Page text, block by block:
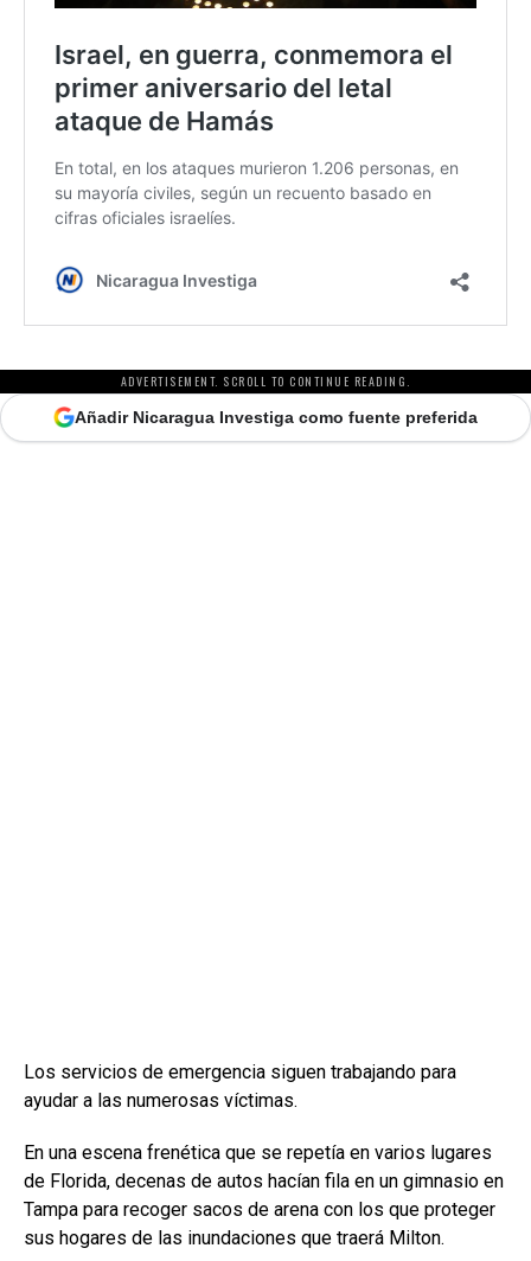
ADVERTISEMENT. SCROLL TO CONTINUE READING.
Añadir Nicaragua Investiga como fuente preferida
Los servicios de emergencia siguen trabajando para
ayudar a las numerosas víctimas.
En una escena frenética que se repetía en varios lugares
de Florida, decenas de autos hacían fila en un gimnasio en
Tampa para recoger sacos de arena con los que proteger
sus hogares de las inundaciones que traerá Milton.